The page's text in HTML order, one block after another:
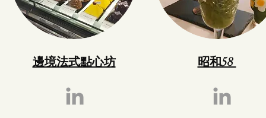
邊境法式點心坊 昭和58